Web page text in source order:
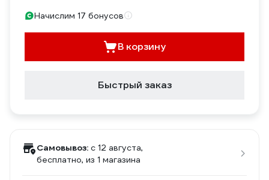
Начислим 17 бонусов
В корзину
Быстрый заказ
Самовывоз: c 12 августа,
бесплатно, из 1 магазина